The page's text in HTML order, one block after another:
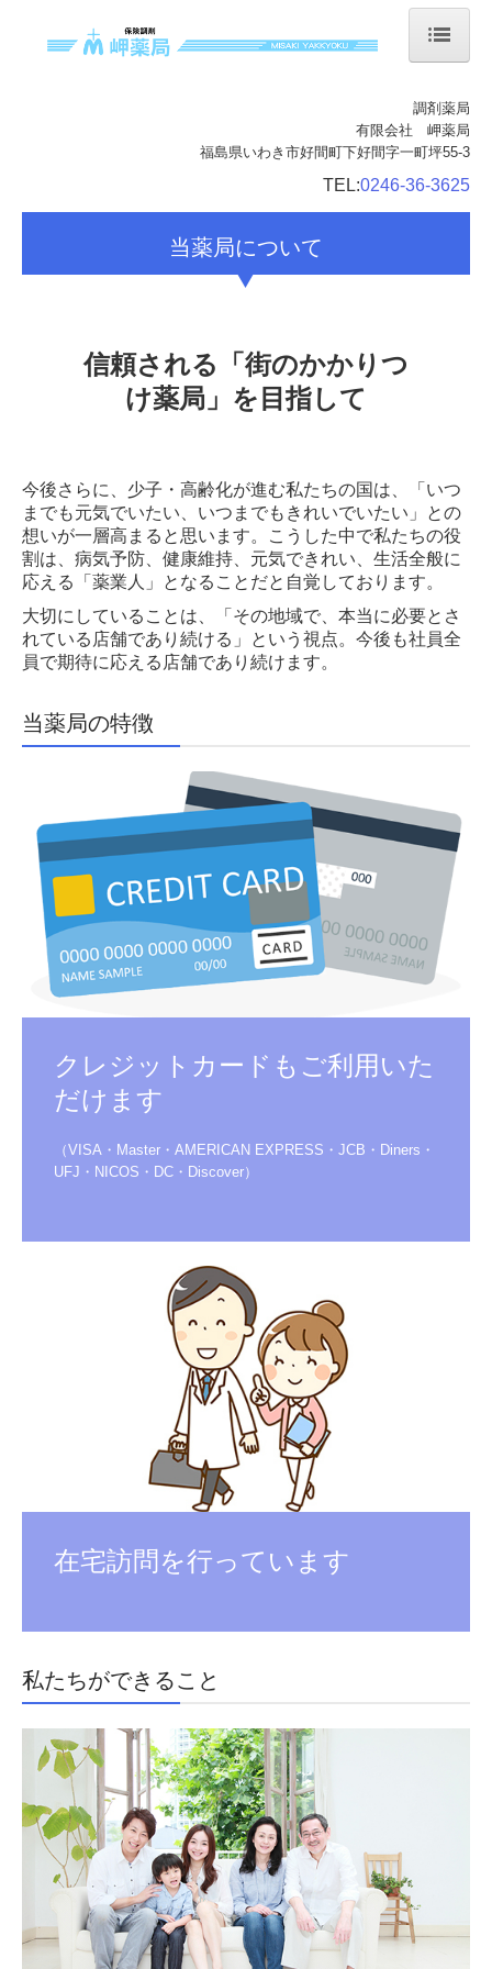
サービス案内
ジェネリック薬について
調剤薬局
有限会社 岬薬局
福島県いわき市好間町下好間字一町坪55-3
TEL:0246-36-3625
当薬局について
信頼される「街のかかりつ
け薬局」を目指して
今後さらに、少子・高齢化が進む私たちの国は、「いつ
までも元気でいたい、いつまでもきれいでいたい」との
想いが一層高まると思います。こうした中で私たちの役
割は、病気予防、健康維持、元気できれい、生活全般に
応える「薬業人」となることだと自覚しております。
大切にしていることは、「その地域で、本当に必要とさ
れている店舗であり続ける」という視点。今後も社員全
員で期待に応える店舗であり続けます。
当薬局の特徴
クレジットカードもご利用いた
だけます
（VISA・Master・AMERICAN EXPRESS・JCB・Diners・
UFJ・NICOS・DC・Discover）
在宅訪問を行っています
私たちができること